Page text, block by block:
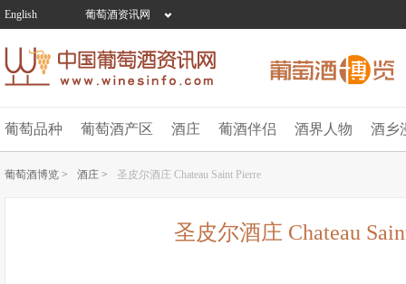
English 葡萄酒资讯网
葡萄品种 葡萄酒产区 酒庄 葡酒伴侣 酒界人物 酒乡
葡萄酒博览 > 酒庄 > 圣皮尔酒庄 Chateau Saint Pierre
圣皮尔酒庄 Chateau